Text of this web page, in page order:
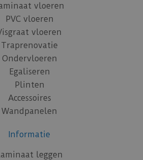
vloeren
PVC vloeren
vloeren
Traprenovatie
Ondervloeren
Egaliseren
Plinten
Accessoires
Wandpanelen
Informatie
leggen